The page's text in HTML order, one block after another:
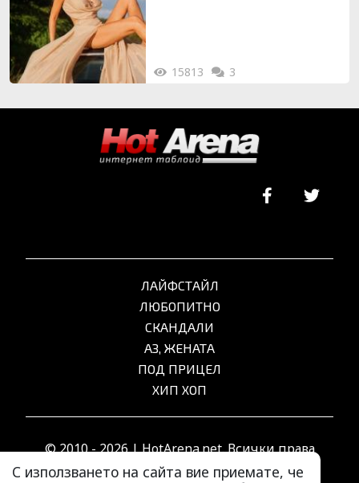
15813 3
С използването на сайта вие приемате, че
ЛАЙФСТАЙЛ
ЛЮБОПИТНО
СКАНДАЛИ
АЗ, ЖЕНАТА
ПОД ПРИЦЕЛ
ХИП ХОП
© 2010 - 2026 | HotArena.net. Всички права
запазени.